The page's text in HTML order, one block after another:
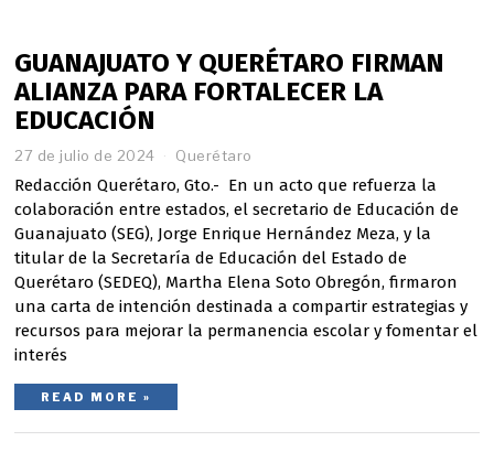
GUANAJUATO Y QUERÉTARO FIRMAN
ALIANZA PARA FORTALECER LA
EDUCACIÓN
27 de julio de 2024 Querétaro
Redacción Querétaro, Gto.- En un acto que refuerza la
colaboración entre estados, el secretario de Educación de
Guanajuato (SEG), Jorge Enrique Hernández Meza, y la
titular de la Secretaría de Educación del Estado de
Querétaro (SEDEQ), Martha Elena Soto Obregón, firmaron
una carta de intención destinada a compartir estrategias y
recursos para mejorar la permanencia escolar y fomentar el
interés
READ MORE »